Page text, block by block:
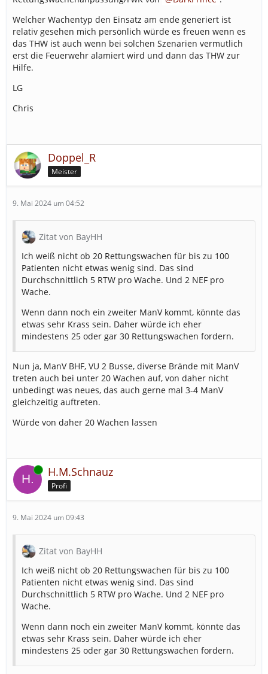
1 ELW 2
3 DLK
1 GW-Messtechnik (10%)
1 GW-Gefahrgut (10%)
2 MzGW (FGr N)
4 BRmG R>
2 MzGW SB (mit Ausbau, +820 Credits)
1 DGL (mit Ausbau, +365 Credits)
1 Drohne (mit Ausbau, + XXX Credits)
1 Anh FüLa
1 FuKomKW
1 FmKW
1 MTW FGr K (mit Ausbau Führung , + XXX Credits
gesamte Führungsfahrzeuge)
Welcher Wachentyp den Einsatz am ende generiert ist
relativ gesehen mich persönlich würde es freuen wenn es
das THW ist auch wenn bei solchen Szenarien vermutlich
erst die Feuerwehr alamiert wird und dann das THW zur
Hilfe.
LG
Chris
Doppel_R
Meister
9. Mai 2024 um 04:52
Zitat von BayHH
Ich weiß nicht ob 20 Rettungswachen für bis zu 100
Patienten nicht etwas wenig sind. Das sind
Durchschnittlich 5 RTW pro Wache. Und 2 NEF pro
Wache.
Wenn dann noch ein zweiter ManV kommt, könnte das
etwas sehr Krass sein. Daher würde ich eher
mindestens 25 oder gar 30 Rettungswachen fordern.
Nun ja, ManV BHF, VU 2 Busse, diverse Brände mit ManV
treten auch bei unter 20 Wachen auf, von daher nicht
unbedingt was neues, das auch gerne mal 3-4 ManV
gleichzeitig auftreten.
Würde von daher 20 Wachen lassen
Online H.M.Schnauz
Profi
9. Mai 2024 um 09:43
Zitat von BayHH
Ich weiß nicht ob 20 Rettungswachen für bis zu 100
Patienten nicht etwas wenig sind. Das sind
Durchschnittlich 5 RTW pro Wache. Und 2 NEF pro
Wache.
Wenn dann noch ein zweiter ManV kommt, könnte das
etwas sehr Krass sein. Daher würde ich eher
mindestens 25 oder gar 30 Rettungswachen fordern.